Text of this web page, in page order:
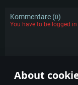
About
Kommentare (0)
You have to be logged